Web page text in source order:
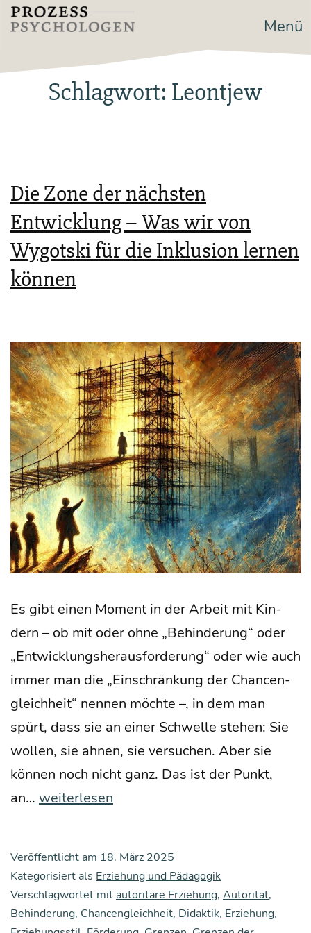
Zum
Inhalt
Prozesspsychologen Menü
Schlagwort: Leontjew
Die Zone der nächsten
Entwicklung – Was wir von
Wygotski für die Inklusion lernen
können
Es gibt einen Moment in der Arbeit mit Kin­
dern – ob mit oder ohne „Behin­de­rung“ oder
„Ent­wick­lungs­her­aus­for­de­rung“ oder wie auch
immer man die „Ein­schrän­kung der Chan­cen­
gleich­heit“ nen­nen möch­te –, in dem man
spürt, dass sie an einer Schwel­le ste­hen: Sie
wol­len, sie ahnen, sie ver­su­chen. Aber sie
kön­nen noch nicht ganz. Das ist der Punkt,
an… Die
nächs­
ten
Ent­
weiterlesen
Veröffentlicht am 18. März 2025
Kategorisiert als Erziehung und Pädagogik
Verschlagwortet mit autoritäre Erziehung, Autorität,
Behinderung, Chancengleichheit, Didaktik, Erziehung,